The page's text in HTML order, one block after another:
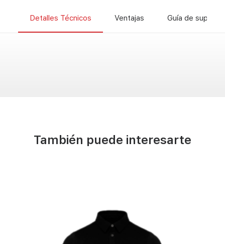
Detalles Técnicos Ventajas Guía de
También puede interesarte